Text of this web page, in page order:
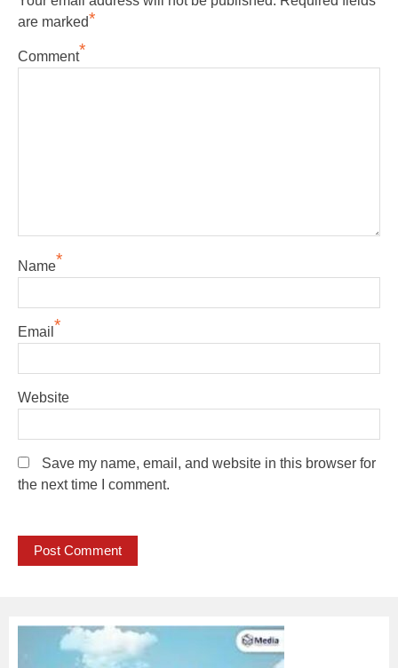
are marked*
Comment*
Name*
Email *
Website
Save my name, email, and website in this browser for
the next time I comment.